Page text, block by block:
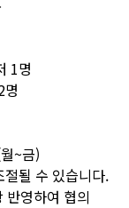
1명
명
~금)
될 수 있습니다.
반영하여 협의